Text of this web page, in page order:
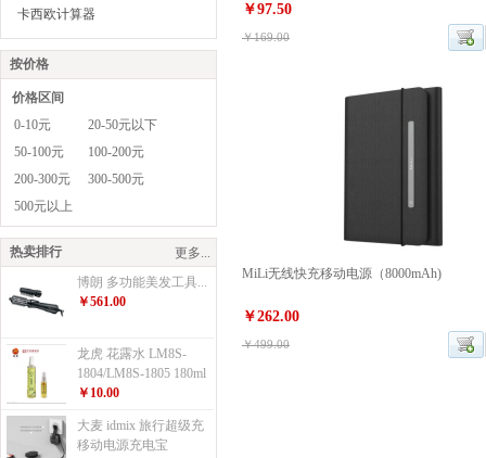
￥97.50
￥169.00
MiLi无线快充移动电源（8000mAh)
￥262.00
￥499.00
卡西欧计算器
按价格
价格区间
0-10元
20-50元以下
50-100元
100-200元
200-300元
300-500元
500元以上
热卖排行
博朗 多功能美发工具...
￥561.00
龙虎 花露水 LM8S-
1804/LM8S-1805 180ml
￥10.00
大麦 idmix 旅行超级充
移动电源充电宝
更多...